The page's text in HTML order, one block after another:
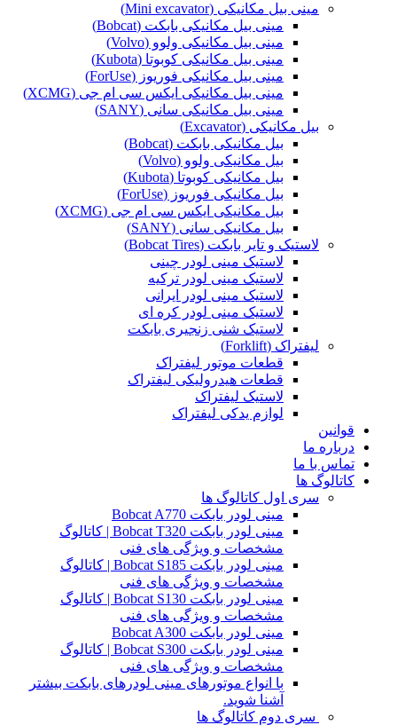
مینی بیل مکانیکی (Mini excavator)
مینی بیل مکانیکی بابکت (Bobcat)
مینی بیل مکانیکی ولوو (Volvo)
مینی بیل مکانیکی کوبوتا (Kubota)
مینی بیل مکانیکی فوریوز (ForUse)
مینی بیل مکانیکی ایکس سی ام جی (XCMG)
مینی بیل مکانیکی سانی (SANY)
بیل مکانیکی (Excavator)
بیل مکانیکی بابکت (Bobcat)
بیل مکانیکی ولوو (Volvo)
بیل مکانیکی کوبوتا (Kubota)
بیل مکانیکی فوریوز (ForUse)
بیل مکانیکی ایکس سی ام جی (XCMG)
بیل مکانیکی سانی (SANY)
لاستیک و تایر بابکت (Bobcat Tires)
لاستیک مینی لودر چینی
لاستیک مینی لودر ترکیه
لاستیک مینی لودر ایرانی
لاستیک مینی لودر کره ای
لاستیک شنی زنجیری بابکت
لیفتراک (Forklift)
قطعات موتور لیفتراک
قطعات هیدرولیکی لیفتراک
لاستیک لیفتراک
لوازم یدکی لیفتراک
قوانین
درباره ما
تماس با ما
کاتالوگ ها
سری اول کاتالوگ ها
مینی لودر بابکت Bobcat A770
مینی لودر بابکت Bobcat T320 | کاتالوگ
مشخصات و ویژگی های فنی
مینی لودر بابکت Bobcat S185 | کاتالوگ
مشخصات و ویژگی های فنی
مینی لودر بابکت Bobcat S130 | کاتالوگ
مشخصات و ویژگی های فنی
مینی لودر بابکت Bobcat A300
مینی لودر بابکت Bobcat S300 | کاتالوگ
مشخصات و ویژگی های فنی
با انواع موتورهای مینی لودرهای بابکت بیشتر
آشنا شوید.
سری دوم کاتالوگ ها